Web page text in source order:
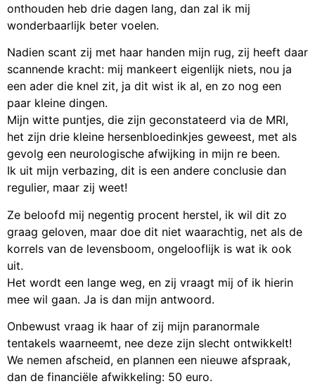
onthouden heb drie dagen lang, dan zal ik mij
wonderbaarlijk beter voelen.
Nadien scant zij met haar handen mijn rug, zij heeft daar
scannende kracht: mij mankeert eigenlijk niets, nou ja
een ader die knel zit, ja dit wist ik al, en zo nog een
paar kleine dingen.
Mijn witte puntjes, die zijn geconstateerd via de MRI,
het zijn drie kleine hersenbloedinkjes geweest, met als
gevolg een neurologische afwijking in mijn re been.
Ik uit mijn verbazing, dit is een andere conclusie dan
regulier, maar zij weet!
Ze beloofd mij negentig procent herstel, ik wil dit zo
graag geloven, maar doe dit niet waarachtig, net als de
korrels van de levensboom, ongelooflijk is wat ik ook
uit.
Het wordt een lange weg, en zij vraagt mij of ik hierin
mee wil gaan. Ja is dan mijn antwoord.
Onbewust vraag ik haar of zij mijn paranormale
tentakels waarneemt, nee deze zijn slecht ontwikkelt!
We nemen afscheid, en plannen een nieuwe afspraak,
dan de financiële afwikkeling: 50 euro.